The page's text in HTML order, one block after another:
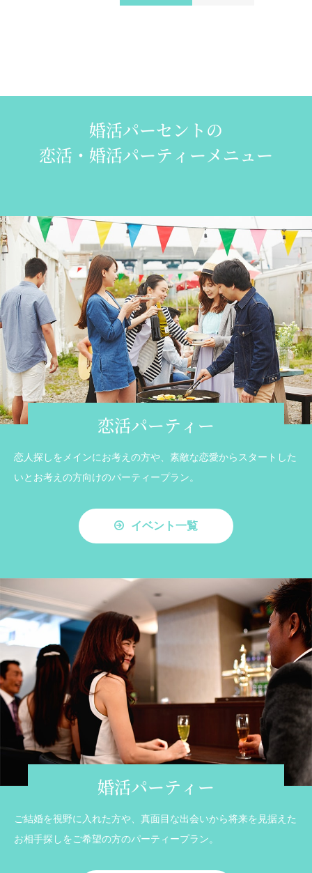
婚活パーセントの
恋活・婚活パーティーメニュー
恋活パーティー
恋人探しをメインにお考えの方や、素敵な恋愛からスタートした
いとお考えの方向けのパーティープラン。
イベント一覧
婚活パーティー
ご結婚を視野に入れた方や、真面目な出会いから将来を見据えた
お相手探しをご希望の方のパーティープラン。